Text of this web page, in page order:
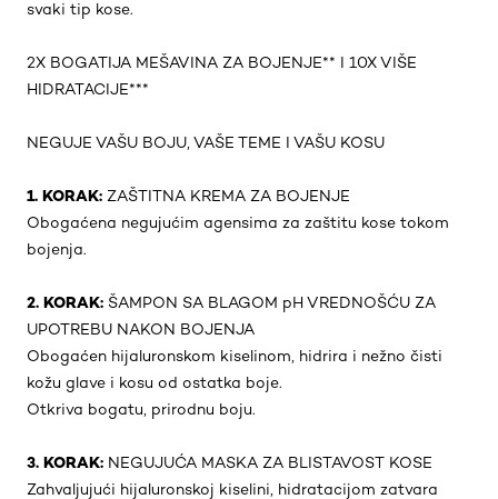
svaki tip kose.
2X BOGATIJA MEŠAVINA ZA BOJENJE** I 10X VIŠE
HIDRATACIJE***
NEGUJE VAŠU BOJU, VAŠE TEME I VAŠU KOSU
1. KORAK: ZAŠTITNA KREMA ZA BOJENJE
Obogaćena negujućim agensima za zaštitu kose tokom
bojenja.
2. KORAK: ŠAMPON SA BLAGOM pH VREDNOŠĆU ZA
UPOTREBU NAKON BOJENJA
Obogaćen hijaluronskom kiselinom, hidrira i nežno čisti
kožu glave i kosu od ostatka boje.
Otkriva bogatu, prirodnu boju.
3. KORAK: NEGUJUĆA MASKA ZA BLISTAVOST KOSE
Zahvaljujući hijaluronskoj kiselini, hidratacijom zatvara